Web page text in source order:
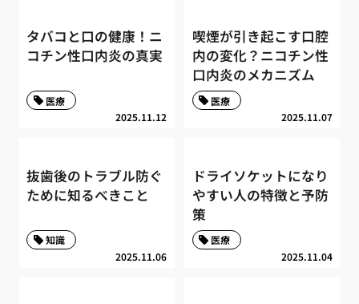
タバコと口の健康！ニ
コチン性口内炎の真実
2025.11.12
医療
喫煙が引き起こす口腔
内の変化？ニコチン性
口内炎のメカニズム
2025.11.07
医療
抜歯後のトラブル防ぐ
ために知るべきこと
2025.11.06
知識
ドライソケットになり
やすい人の特徴と予防
策
2025.11.04
医療